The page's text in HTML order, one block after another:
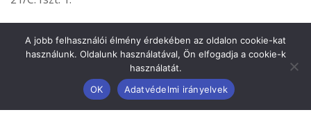
Kérjük telefonon egyeztessük előre:
8051 Sárkeresztes, Kis köz 1.
A jobb felhasználói élmény érdekében az oldalon cookie-kat
használunk. Oldalunk használatával, Ön elfogadja a cookie-k
használatát.
OK
Adatvédelmi irányelvek